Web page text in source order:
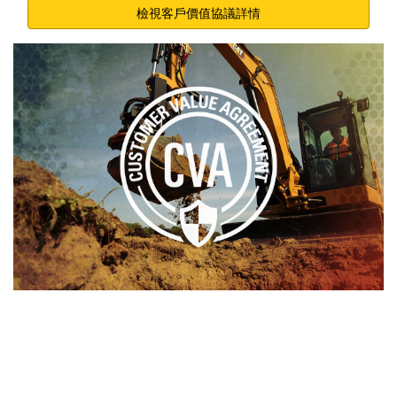
檢視客戶價值協議詳情